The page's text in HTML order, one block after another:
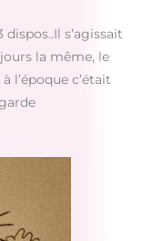
s’agissait
la même, le
l’époque c’était